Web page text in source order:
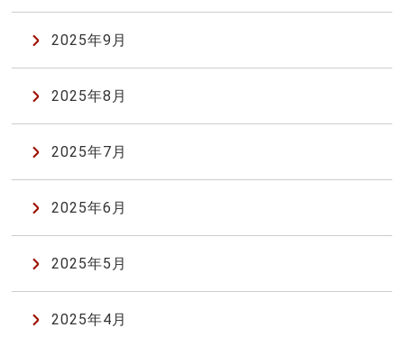
2025年9月
2025年8月
2025年7月
2025年6月
2025年5月
2025年4月